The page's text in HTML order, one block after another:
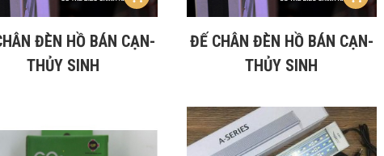
ĐÈN HỒ BÁN CẠN-
THỦY SINH
ĐẾ CHÂN ĐÈN HỒ BÁN CẠN-
THỦY SINH